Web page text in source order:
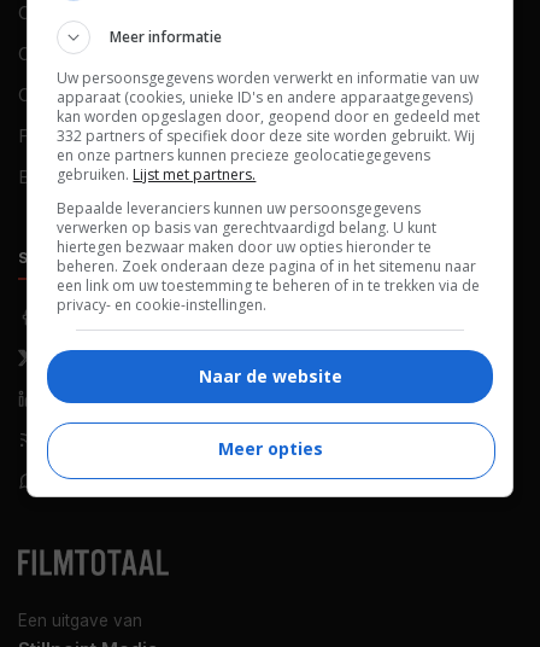
Een uitgave van
Contact
Over ons
Colofon
FAQ
Blog
Cookies
Cookievoorkeuren
SOCIALS
Facebook
X (Twitter)
LinkedIn
RSS-feed
WhatsApp
ONTDEKKEN
Nieuws
Netflix
Films op tv
Bioscoop
Meer informatie
Uw persoonsgegevens worden verwerkt en informatie van uw
apparaat (cookies, unieke ID's en andere apparaatgegevens)
kan worden opgeslagen door, geopend door en gedeeld met
332 partners of specifiek door deze site worden gebruikt. Wij
en onze partners kunnen precieze geolocatiegegevens
gebruiken. Lijst met partners.
Bepaalde leveranciers kunnen uw persoonsgegevens
verwerken op basis van gerechtvaardigd belang. U kunt
hiertegen bezwaar maken door uw opties hieronder te
beheren. Zoek onderaan deze pagina of in het sitemenu naar
een link om uw toestemming te beheren of in te trekken via de
privacy- en cookie-instellingen.
Naar de website
Meer opties